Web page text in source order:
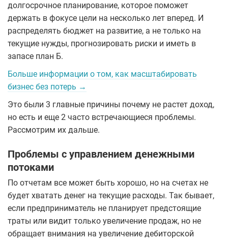
долгосрочное планирование, которое поможет
держать в фокусе цели на несколько лет вперед. И
распределять бюджет на развитие, а не только на
текущие нужды, прогнозировать риски и иметь в
запасе план Б.
Больше информации о том, как масштабировать
бизнес без потерь →
Это были 3 главные причины почему не растет доход,
но есть и еще 2 часто встречающиеся проблемы.
Рассмотрим их дальше.
Проблемы с управлением денежными
потоками
По отчетам все может быть хорошо, но на счетах не
будет хватать денег на текущие расходы. Так бывает,
если предприниматель не планирует предстоящие
траты или видит только увеличение продаж, но не
обращает внимания на увеличение дебиторской